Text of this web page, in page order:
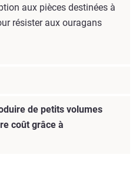
aux pièces destinées à
résister aux ouragans
de petits volumes
coût grâce à